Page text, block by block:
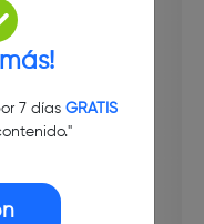
7 días GRATIS